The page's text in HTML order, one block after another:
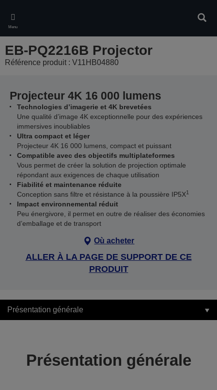
main
content
Menu
EB-PQ2216B Projector
Référence produit : V11HB04880
Projecteur 4K 16 000 lumens
Technologies d’imagerie et 4K brevetées
Une qualité d’image 4K exceptionnelle pour des expériences
immersives inoubliables
Ultra compact et léger
Projecteur 4K 16 000 lumens, compact et puissant
Compatible avec des objectifs multiplateformes
Vous permet de créer la solution de projection optimale
répondant aux exigences de chaque utilisation
Fiabilité et maintenance réduite
Conception sans filtre et résistance à la poussière IP5X1
Impact environnemental réduit
Peu énergivore, il permet en outre de réaliser des économies
d’emballage et de transport
Où acheter
ALLER À LA PAGE DE SUPPORT DE CE
PRODUIT
Présentation générale
Présentation générale